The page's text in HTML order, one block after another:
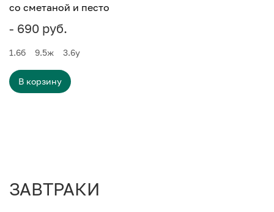
со сметаной и песто
- 690 руб.
1.6б 9.5ж 3.6у
В корзину
ЗАВТРАКИ